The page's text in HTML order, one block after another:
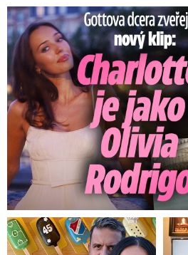
Gottova dcera zveřejnila nový klip: